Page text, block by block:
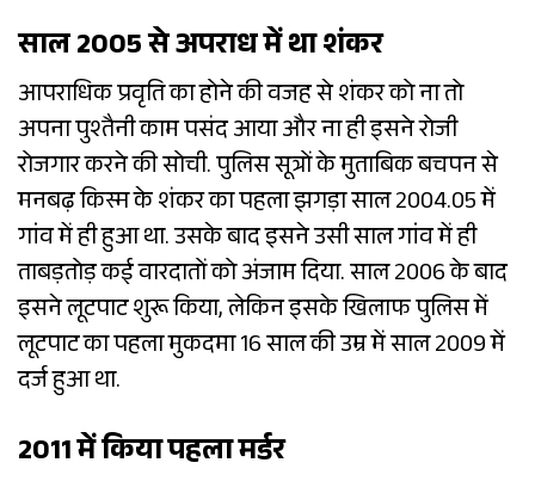
साल 2005 से अपराध में था शंकर
आपराधिक प्रवृति का होने की वजह से शंकर को ना तो
अपना पुश्तैनी काम पसंद आया और ना ही इसने रोजी
रोजगार करने की सोची. पुलिस सूत्रों के मुताबिक बचपन से
मनबढ़ किस्म के शंकर का पहला झगड़ा साल 2004.05 में
गांव में ही हुआ था. उसके बाद इसने उसी साल गांव में ही
ताबड़तोड़ कई वारदातों को अंजाम दिया. साल 2006 के बाद
इसने लूटपाट शुरू किया, लेकिन इसके खिलाफ पुलिस में
लूटपाट का पहला मुकदमा 16 साल की उम्र में साल 2009 में
दर्ज हुआ था.
2011 में किया पहला मर्डर